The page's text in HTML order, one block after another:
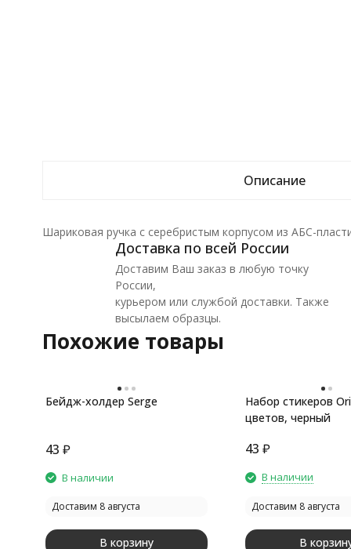
Описание
Шариковая ручка с серебристым корпусом из АБС-
Доставка по всей России
Доставим Ваш заказ в любую точку
России,
курьером или службой доставки. Также
высылаем образцы.
Похожие товары
Бейдж-холдер Serge
43 ₽
В наличии
Доставим 8 августа
В корзину
Набор стикеров
цветов, черный
43 ₽
В наличии
Доставим 8 августа
В